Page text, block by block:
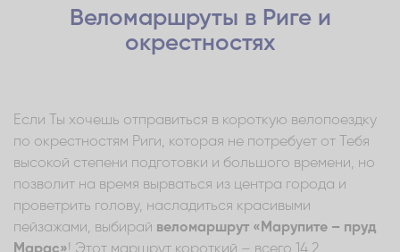
Веломаршруты в Риге и
окрестностях
Если Ты хочешь отправиться в короткую велопоездку
по окрестностям Риги, которая не потребует от Тебя
высокой степени подготовки и большого времени, но
позволит на время вырваться из центра города и
проветрить голову, насладиться красивыми
пейзажами, выбирай веломаршрут «Марупите – пруд
Марас»! Этот маршрут короткий – всего 14,2